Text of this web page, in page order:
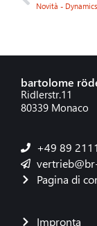
bartolome
Ridlerstr.11
80339 Monaco
+49 89
Pagina di
Impronta